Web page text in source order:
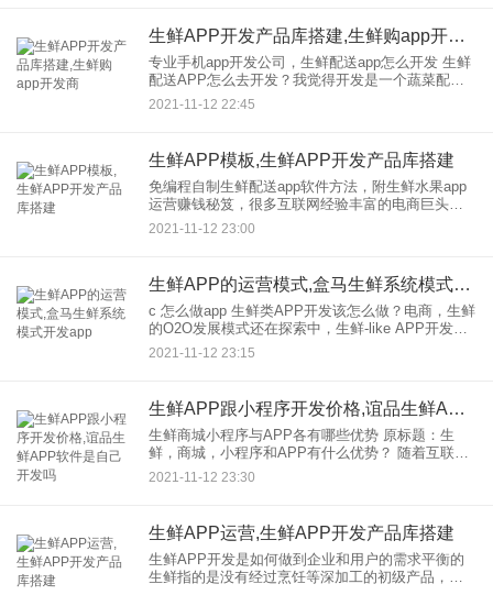
生鲜APP开发产品库搭建,生鲜购app开发商
专业手机app开发公司，生鲜配送app怎么开发 生鲜
配送APP怎么去开发？我觉得开发是一个蔬菜配送
APP平台。要花多少钱？随着新零售营销模式的兴
起，越来越多的生鲜传统商家现在都在搭建自己的
2021-11-12 22:45
生鲜APP模板,生鲜APP开发产品库搭建
免编程自制生鲜配送app软件方法，附生鲜水果app
运营赚钱秘笈，很多互联网经验丰富的电商巨头也
进入了生鲜的外卖行业，对于传统实体店来说，压
力很大，用户在线下市场衰减很大。只有开发自己
2021-11-12 23:00
生鲜APP的运营模式,盒马生鲜系统模式开发app
c 怎么做app 生鲜类APP开发该怎么做？电商，生鲜
的O2O发展模式还在探索中，生鲜-like APP开发也
在这个时代大行其道。就目前的情况来看，电商，
生鲜已经初步得到了市场的认可。然后，一
2021-11-12 23:15
生鲜APP跟小程序开发价格,谊品生鲜APP软件是自己开发吗
生鲜商城小程序与APP各有哪些优势 原标题：生
鲜，商城，小程序和APP有什么优势？ 随着互联网
的发展，很多传统店铺的商家开始结合互联网，开
发，和小程序，的APP软件平台，其中生鲜的行业
2021-11-12 23:30
生鲜APP运营,生鲜APP开发产品库搭建
生鲜APP开发是如何做到企业和用户的需求平衡的
生鲜指的是没有经过烹饪等深加工的初级产品，制